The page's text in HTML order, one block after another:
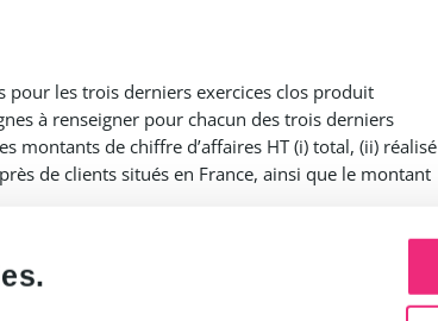
les trois derniers exercices clos produit
à renseigner pour chacun des trois derniers
montants de chiffre d’affaires HT (i) total, (ii) réalisé
de clients situés en France, ainsi que le montant
de l’Autorité ;
l’opération avec les autres délais de procédure (ce